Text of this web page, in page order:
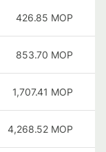
426.85 MOP
853.70 MOP
1,707.41 MOP
4,268.52 MOP